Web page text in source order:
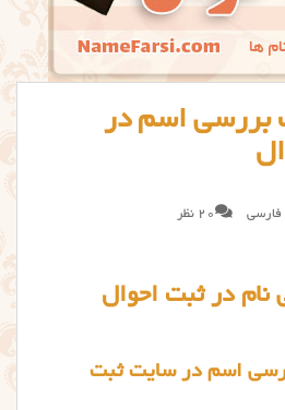
بررسی اسم در
فارسی 20 نظر
در ثبت احوال
اسم در سایت ثبت